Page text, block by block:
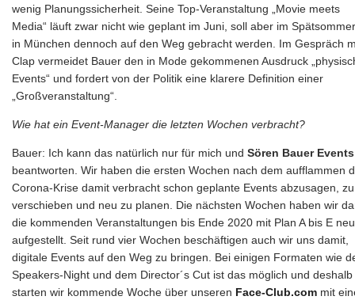
wenig Planungssicherheit. Seine Top-Veranstaltung „Movie meets
Media“ läuft zwar nicht wie geplant im Juni, soll aber im Spätsommer
in München dennoch auf den Weg gebracht werden. Im Gespräch
Clap vermeidet Bauer den in Mode gekommenen Ausdruck
Events“ und fordert von der Politik eine klarere Definition einer
„Großveranstaltung“.
Wie hat ein Event-Manager die letzten Wochen verbracht?
Bauer: Ich kann das natürlich nur für mich und Sören Bauer Events
beantworten. Wir haben die ersten Wochen nach dem aufflammen
Corona-Krise damit verbracht schon geplante Events abzusagen, zu
verschieben und neu zu planen. Die nächsten Wochen haben wir
die kommenden Veranstaltungen bis Ende 2020 mit Plan A bis E neu
aufgestellt. Seit rund vier Wochen beschäftigen auch wir uns damit,
digitale Events auf den Weg zu bringen. Bei einigen Formaten wie
Speakers-Night und dem Director´s Cut ist das möglich und deshalb
starten wir kommende Woche über unseren Face-Club.com mit